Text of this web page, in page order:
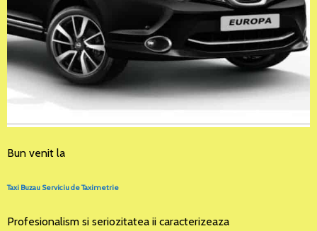
Bun venit la
Taxi Buzau Serviciu de Taximetrie
Profesionalism si seriozitatea ii caracterizeaza